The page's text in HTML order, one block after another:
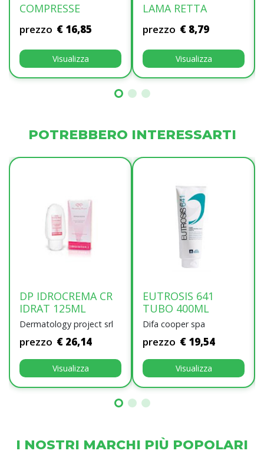
COMPRESSE
prezzo € 16,85
Visualizza
LAMA RETTA
prezzo € 8,79
Visualizza
POTREBBERO INTERESSARTI
DP IDROCREMA CR
IDRAT 125ML
Dermatology project srl
prezzo € 26,14
Visualizza
EUTROSIS 641
TUBO 400ML
Difa cooper spa
prezzo € 19,54
Visualizza
I NOSTRI MARCHI PIÙ POPOLARI